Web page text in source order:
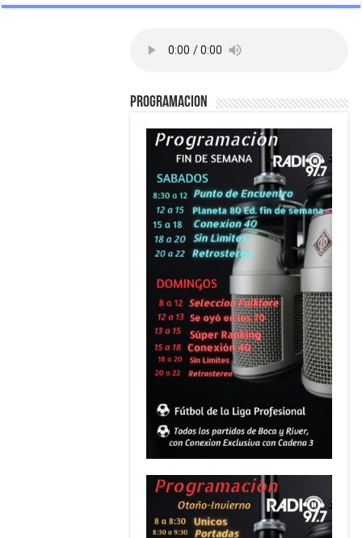
PROGRAMACION